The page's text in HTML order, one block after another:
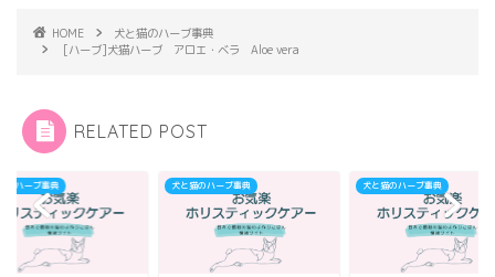
HOME
犬と猫のハーブ事典
[ハーブ]犬猫ハーブ アロエ・ベラ Aloe vera
RELATED POST
のハーブ事典 犬と猫のハーブ事典 犬と猫のハーブ事典